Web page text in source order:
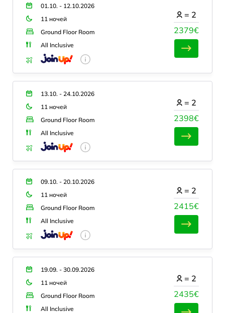
01.10. - 12.10.2026
11 ночей
Ground Floor Room
All Inclusive
2379€
= 2
13.10. - 24.10.2026
11 ночей
Ground Floor Room
All Inclusive
2398€
= 2
09.10. - 20.10.2026
11 ночей
Ground Floor Room
All Inclusive
2415€
= 2
19.09. - 30.09.2026
11 ночей
Ground Floor Room
All Inclusive
2435€
= 2